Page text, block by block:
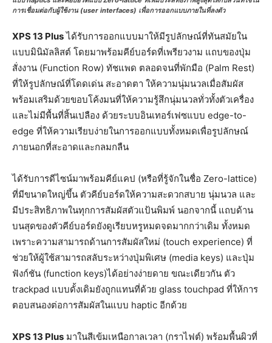
การเชื่อมต่อกับผู้ใช้งาน (user interfaces) เพื่อการออกแบบภายในที่ลงตัว
XPS 13 Plusได้รับการออกแบบมาให้มีรูปลักษณ์ที่ทันสมัยใน
แบบมินิมัลลิสต์ โดยมาพร้อมคีย์บอร์ดที่เพรียวงาม แถบของปุ่ม
สั่งงาน (Function Row) ทัชแพด ตลอดจนที่พักมือ (Palm Rest)
ที่ให้รูปลักษณ์ที่โดดเด่น สะอาดตา ให้ความนุ่มนวลเมื่อสัมผัส
พร้อมเสริมด้วยขอบโค้งมนที่ให้ความรู้สึกนุ่มนวลทั่วทั้งตัวเครื่อง
และไม่มีพื้นที่สิ้นเปลือง ด้วยระบบอินเทอร์เฟซแบบ edge-to-
edge ที่ให้ความเรียบง่ายในการออกแบบทั้งหมดเพื่อรูปลักษณ์
ภายนอกที่สะอาดและกลมกลืน
ได้รับการดีไซน์มาพร้อมคีย์แคป (หรือที่รู้จักในชื่อ Zero-lattice)
ที่มีขนาดใหญ่ขึ้น ตัวคีย์บอร์ดให้ความสะดวกสบาย นุ่มนวล และ
มีประสิทธิภาพในทุกการสัมผัสตัวแป้นพิมพ์ นอกจากนี้ แถบด้าน
บนสุดของตัวคีย์บอร์ดยังดูเรียบหรูหมดจดมากกว่าเดิม ทั้งหมด
เพราะความสามารถด้านการสัมผัสใหม่ (touch experience) ที่
ช่วยให้ผู้ใช้สามารถสลับระหว่างปุ่มพิเศษ (media keys) และปุ่ม
ฟังก์ชัน (function keys)ได้อย่างง่ายดาย ขณะเดียวกัน ตัว
trackpad แบบดั้งเดิมยังถูกแทนที่ด้วย glass touchpad ที่ให้การ
ตอบสนองต่อการสัมผัสในแบบ haptic อีกด้วย
XPS 13 Plus มาในสีเข้มเหนือกาลเวลา (กราไฟต์) พร้อมพื้นผิวที่